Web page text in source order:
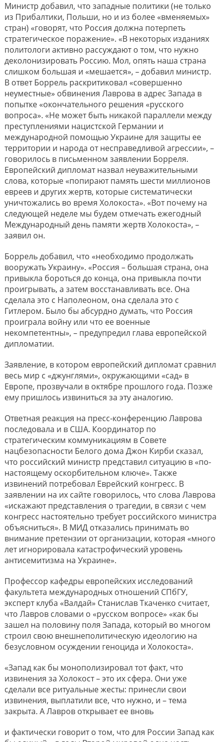
Министр добавил, что западные политики (не только
из Прибалтики, Польши, но и из более «вменяемых»
стран) «говорят, что Россия должна потерпеть
стратегическое поражение». «В некоторых изданиях
политологи активно рассуждают о том, что нужно
деколонизировать Россию. Мол, опять наша страна
слишком большая и «мешается», – добавил министр.
В ответ Боррель раскритиковал «совершенно
неуместные» обвинения Лаврова в адрес Запада в
попытке «окончательного решения «русского
вопроса». «Не может быть никакой параллели между
преступлениями нацистской Германии и
международной помощью Украине для защиты ее
территории и народа от несправедливой агрессии», –
говорилось в письменном заявлении Борреля.
Европейский дипломат назвал неуважительными
слова, которые «попирают память шести миллионов
евреев и других жертв, которые систематически
уничтожались во время Холокоста». «Вот почему на
следующей неделе мы будем отмечать ежегодный
Международный день памяти жертв Холокоста», –
заявил он.
Боррель добавил, что «необходимо продолжать
вооружать Украину». «Россия – большая страна, она
привыкла бороться до конца, она привыкла почти
проигрывать, а затем восстанавливать все. Она
сделала это с Наполеоном, она сделала это с
Гитлером. Было бы абсурдно думать, что Россия
проиграла войну или что ее военные
некомпетентны», – предупредил глава европейской
дипломатии.
Заявление, в котором европейский дипломат сравнил
весь мир с «джунглями», окружающими «сад» в
Европе, прозвучали в октябре прошлого года. Позже
ему пришлось извиниться за эту аналогию.
Ответная реакция на пресс-конференцию Лаврова
последовала и в США. Координатор по
стратегическим коммуникациям в Совете
нацбезопасности Белого дома Джон Кирби сказал,
что российский министр представил ситуацию в «по-
настоящему оскорбительном ключе». Также
извинений потребовал Еврейский конгресс. В
заявлении на их сайте говорилось, что слова Лаврова
«искажают представления о трагедии, в связи с чем
конгресс настоятельно требует российского министра
объясниться». В МИД отказались принимать во
внимание претензии от организации, которая «много
лет игнорировала катастрофический уровень
антисемитизма на Украине».
Профессор кафедры европейских исследований
факультета международных отношений СПбГУ,
эксперт клуба «Валдай» Станислав Ткаченко считает,
что Лавров словами о «русском вопросе» «как бы
зашел на половину поля Запада, который во многом
строил свою внешнеполитическую идеологию на
безусловном осуждении геноцида и Холокоста».
«Запад как бы монополизировал тот факт, что
извинения за Холокост – это их сфера. Они уже
сделали все ритуальные жесты: принесли свои
извинения, выплатили все, что нужно, и – тема
закрыта. А Лавров открывает ее вновь
и фактически говорит о том, что для России Запад как